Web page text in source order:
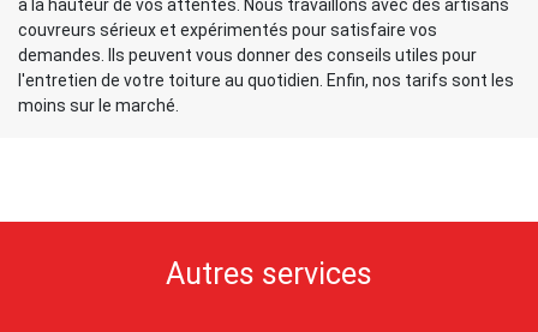
à la hauteur de vos attentes. Nous travaillons avec des artisans
couvreurs sérieux et expérimentés pour satisfaire vos
demandes. Ils peuvent vous donner des conseils utiles pour
l'entretien de votre toiture au quotidien. Enfin, nos tarifs sont les
moins sur le marché.
Autres services